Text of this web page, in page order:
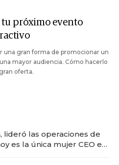
tu próximo evento
una gran forma de promocionar un
mayor audiencia. Cómo hacerlo
oferta.
lideró las operaciones de
es la única mujer CEO en